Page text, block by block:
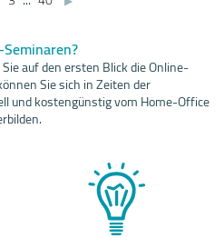
auf den ersten Blick die Online-
Sie sich in Zeiten der
und kostengünstig vom Home-Office